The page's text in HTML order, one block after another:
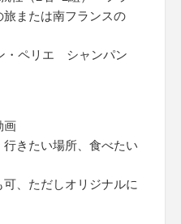
または南フランスの
・ペリエ シャンパン
画
きたい場所、食べたい
、ただしオリジナルに